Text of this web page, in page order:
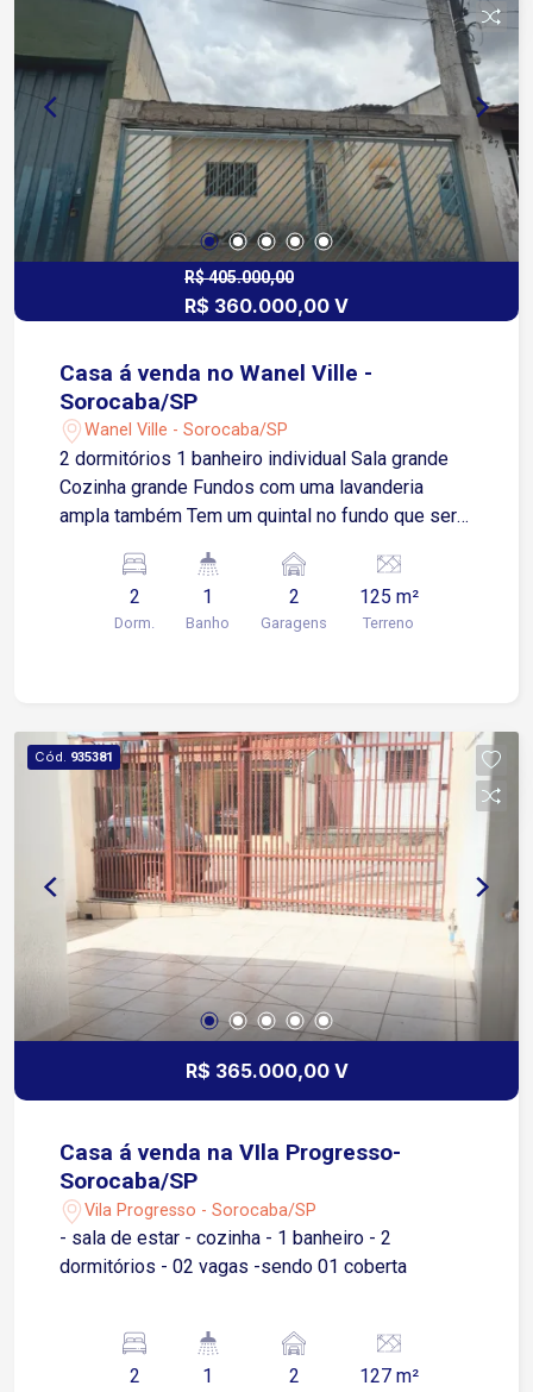
R$ 405.000,00
R$ 360.000,00 V
Casa á venda no Wanel Ville -
Sorocaba/SP
Wanel Ville - Sorocaba/SP
2 dormitórios 1 banheiro individual Sala grande
Cozinha grande Fundos com uma lavanderia
ampla também Tem um quintal no fundo que seria
2
Dorm.
1
Banho
2
Garagens
125 m²
Terreno
Cód. 935381
R$ 365.000,00 V
Casa á venda na VIla Progresso-
Sorocaba/SP
Vila Progresso - Sorocaba/SP
- sala de estar - cozinha - 1 banheiro - 2
dormitórios - 02 vagas -sendo 01 coberta
2 1 2 127 m²